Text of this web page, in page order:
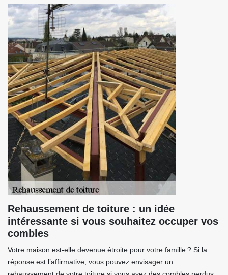
Rehaussement de toiture : un idée
intéressante si vous souhaitez occuper vos
combles
Votre maison est-elle devenue étroite pour votre famille ? Si la
réponse est l’affirmative, vous pouvez envisager un